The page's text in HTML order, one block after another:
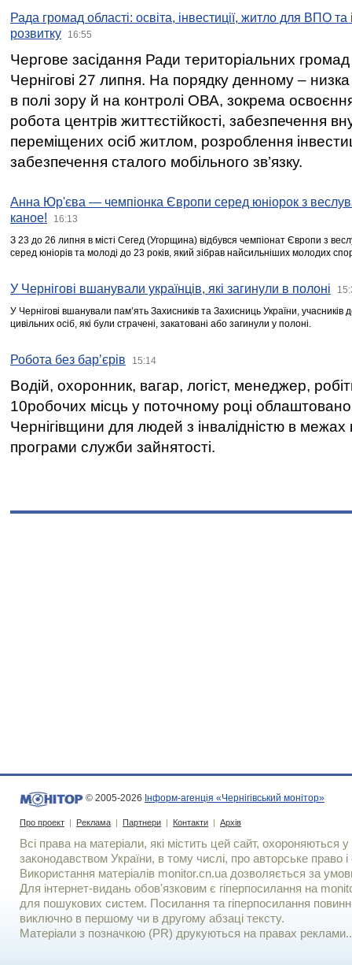
Рада громад області: освіта, інвестиції, житло для ВПО
розвитку
16:55
Чергове засідання Ради територіальних громад
Чернігові 27 липня. На порядку денному –
в полі зору й на контролі ОВА, зокрема освоєння
робота центрів життєстійкості, забезпечення
переміщених осіб житлом, розроблення
забезпечення сталого мобільного зв’язку.
Анна Юр'єва — чемпіонка Європи серед юніорок з
каное!
16:13
З 23 до 26 липня в місті Сегед (Угорщина) відбувся чемпіонат Європи з
серед юніорів та молоді до 23 років, який зібрав найсильніших молодих
У Чернігові вшанували українців, які загинули в полоні
У Чернігові вшанували пам’ять Захисників та Захисниць України,
цивільних осіб, які були страчені, закатовані або загинули у полоні.
Робота без бар’єрів 15:14
Водій, охоронник, вагар, логіст, менеджер,
10робочих місць у поточному році
Чернігівщини для людей з інвалідністю в межах
програми служби зайнятості.
© 2005-2026 Інформ-агенція «Чернігівський монітор»
Про проект | Реклама | Партнери | Контакти | Архів
Всі права на матеріали, які містить цей сайт, охороняються у
законодавством України, в тому числі, про авторське право і
Використання матерiалiв monitor.cn.ua дозволяється за
Для iнтернет-видань обов'язковим є гiперпосилання на
для пошукових систем. Посилання та гіперпосилання
виключно в першому чи в другому абзаці тексту.
Матеріали з позначкою (PR) друкуються на правах реклами..